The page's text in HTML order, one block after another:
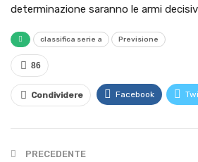
determinazione saranno le armi
classifica serie a Previsione
86
Condividere Facebook
PRECEDENTE